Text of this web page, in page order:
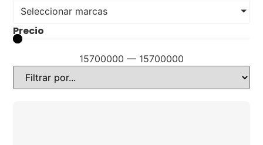
Seleccionar marcas
Precio
15700000 — 15700000